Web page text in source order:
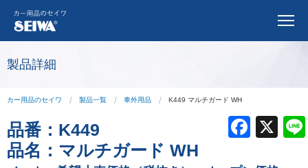
製品詳細
カー用品のセイワ 製品一覧 車外用品 K449 マルチガード WH
F
X
品番： K449
品名： マルチガード WH